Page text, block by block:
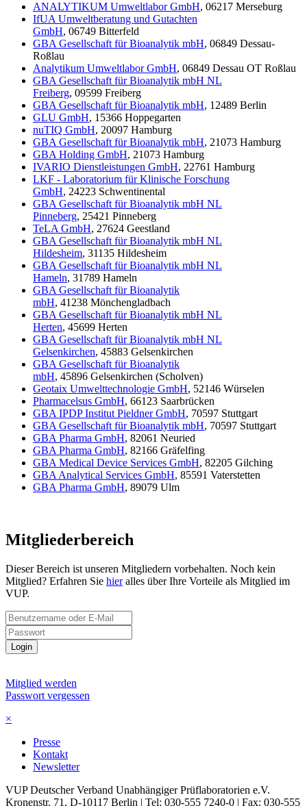
ANALYTIKUM Umweltlabor GmbH, 06217 Merseburg
IfUA Umweltberatung und Gutachten
GmbH, 06749 Bitterfeld
GBA Gesellschaft für Bioanalytik mbH, 06849 Dessau-
Roßlau
Analytikum Umweltlabor GmbH, 06849 Dessau OT Roßlau
GBA Gesellschaft für Bioanalytik mbH NL
Freiberg, 09599 Freiberg
GBA Gesellschaft für Bioanalytik mbH, 12489 Berlin
GLU GmbH, 15366 Hoppegarten
nuTIQ GmbH, 20097 Hamburg
GBA Gesellschaft für Bioanalytik mbH, 21073 Hamburg
GBA Holding GmbH, 21073 Hamburg
IVARIO Dienstleistungen GmbH, 22761 Hamburg
LKF - Laboratorium für Klinische Forschung
GmbH, 24223 Schwentinental
GBA Gesellschaft für Bioanalytik mbH NL
Pinneberg, 25421 Pinneberg
TeLA GmbH, 27624 Geestland
GBA Gesellschaft für Bioanalytik mbH NL
Hildesheim, 31135 Hildesheim
GBA Gesellschaft für Bioanalytik mbH NL
Hameln, 31789 Hameln
GBA Gesellschaft für Bioanalytik
mbH, 41238 Mönchengladbach
GBA Gesellschaft für Bioanalytik mbH NL
Herten, 45699 Herten
GBA Gesellschaft für Bioanalytik mbH NL
Gelsenkirchen, 45883 Gelsenkirchen
GBA Gesellschaft für Bioanalytik
mbH, 45896 Gelsenkirchen (Scholven)
Geotaix Umwelttechnologie GmbH, 52146 Würselen
Pharmacelsus GmbH, 66123 Saarbrücken
GBA IPDP Institut Pieldner GmbH, 70597 Stuttgart
GBA Gesellschaft für Bioanalytik mbH, 70597 Stuttgart
GBA Pharma GmbH, 82061 Neuried
GBA Pharma GmbH, 82166 Gräfelfing
GBA Medical Device Services GmbH, 82205 Gilching
GBA Analytical Services GmbH, 85591 Vaterstetten
GBA Pharma GmbH, 89079 Ulm
Mitgliederbereich
Dieser Bereich ist unseren Mitgliedern vorbehalten. Noch kein
Mitglied? Erfahren Sie hieralles über Ihre Vorteile als Mitglied im
VUP.
Login
Mitglied werden
Passwort vergessen
×
Presse
Kontakt
Newsletter
VUP Deutscher Verband Unabhängiger Prüflaboratorien e.V.
Kronenstr. 71, D-10117 Berlin | Tel: 030-555 7240-0 | Fax: 030-555